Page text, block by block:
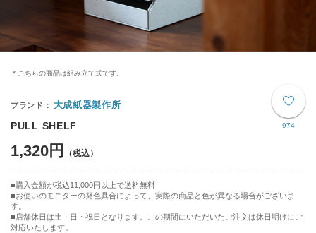
＊こちらの商品は組み立て式です。
974
大成紙器製作所
PULL SHELF
1,320円
購入金額が税込11,000円以上で送料無料
お使いのモニターの発色具合によって、実際の商品と色が異なる場合がございま
す。
■店舗休日は土・日・祝日となります。この期間にいただいたご注文は休日明けにご
対応いたします。